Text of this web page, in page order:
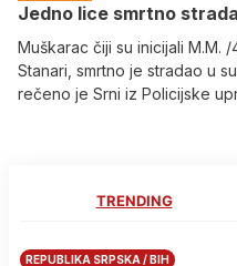
Јedno lice smrtno
Muškarac čiji su inicijali M.M.
Stanari, smrtno je stradao u
rečeno je Srni iz Policijske
TRENDING
REPUBLIKA SRPSKA / BIH